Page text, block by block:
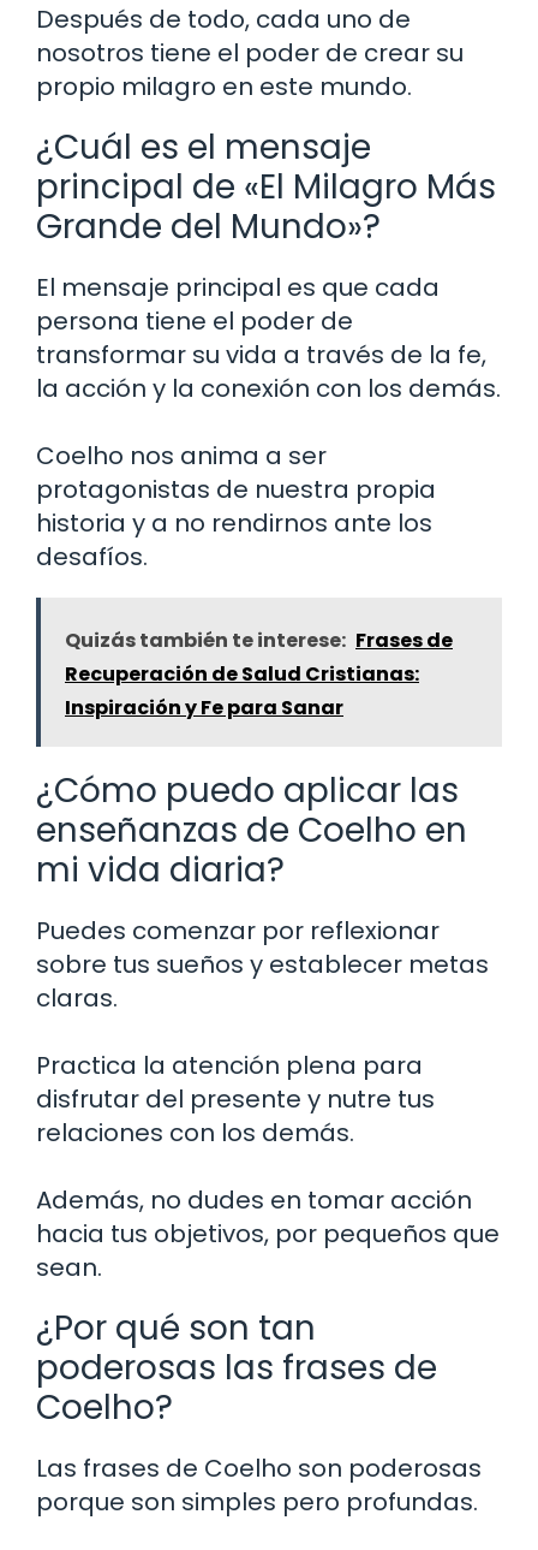
Después de todo, cada uno de
nosotros tiene el poder de crear su
propio milagro en este mundo.
¿Cuál es el mensaje
principal de «El Milagro Más
Grande del Mundo»?
El mensaje principal es que cada
persona tiene el poder de
transformar su vida a través de la fe,
la acción y la conexión con los demás.
Coelho nos anima a ser
protagonistas de nuestra propia
historia y a no rendirnos ante los
desafíos.
Quizás también te interese: Frases de
Recuperación de Salud Cristianas:
Inspiración y Fe para Sanar
¿Cómo puedo aplicar las
enseñanzas de Coelho en
mi vida diaria?
Puedes comenzar por reflexionar
sobre tus sueños y establecer metas
claras.
Practica la atención plena para
disfrutar del presente y nutre tus
relaciones con los demás.
Además, no dudes en tomar acción
hacia tus objetivos, por pequeños que
sean.
¿Por qué son tan
poderosas las frases de
Coelho?
Las frases de Coelho son poderosas
porque son simples pero profundas.